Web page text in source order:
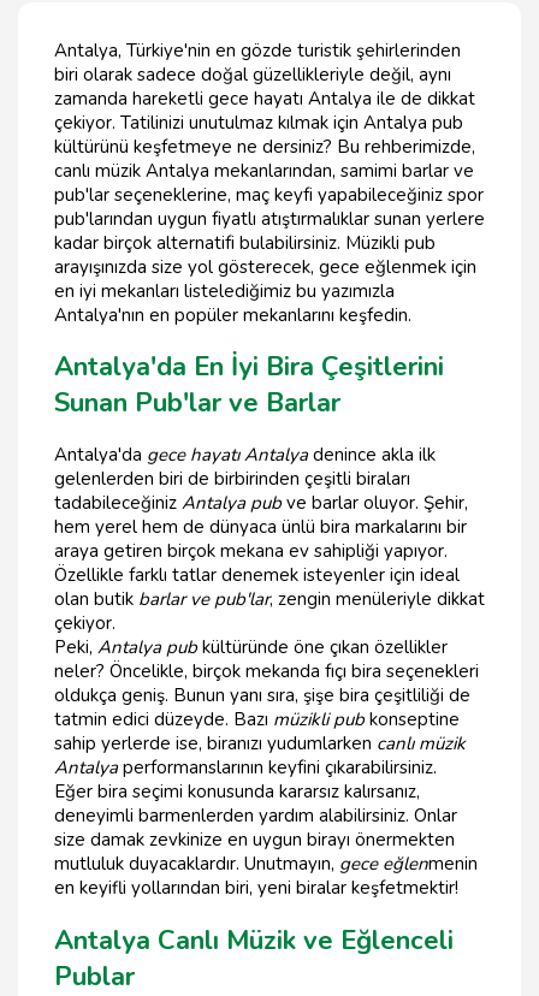
Antalya, Türkiye'nin en gözde turistik şehirlerinden
biri olarak sadece doğal güzellikleriyle değil, aynı
zamanda hareketli gece hayatı Antalya ile de dikkat
çekiyor. Tatilinizi unutulmaz kılmak için Antalya pub
kültürünü keşfetmeye ne dersiniz? Bu rehberimizde,
canlı müzik Antalya mekanlarından, samimi barlar ve
pub'lar seçeneklerine, maç keyfi yapabileceğiniz spor
pub'larından uygun fiyatlı atıştırmalıklar sunan yerlere
kadar birçok alternatifi bulabilirsiniz. Müzikli pub
arayışınızda size yol gösterecek, gece eğlenmek için
en iyi mekanları listelediğimiz bu yazımızla
Antalya'nın en popüler mekanlarını keşfedin.
Antalya'da En İyi Bira Çeşitlerini
Sunan Pub'lar ve Barlar
Antalya'da gece hayatı Antalyadenince akla ilk
gelenlerden biri de birbirinden çeşitli biraları
tadabileceğiniz Antalya pubve barlar oluyor. Şehir,
hem yerel hem de dünyaca ünlü bira markalarını bir
araya getiren birçok mekana ev sahipliği yapıyor.
Özellikle farklı tatlar denemek isteyenler için ideal
olan butik barlar ve pub'lar, zengin menüleriyle dikkat
çekiyor.
Peki, Antalya pubkültüründe öne çıkan özellikler
neler? Öncelikle, birçok mekanda fıçı bira seçenekleri
oldukça geniş. Bunun yanı sıra, şişe bira çeşitliliği de
tatmin edici düzeyde. Bazı müzikli pubkonseptine
sahip yerlerde ise, biranızı yudumlarken canlı müzik
Antalyaperformanslarının keyfini çıkarabilirsiniz.
Eğer bira seçimi konusunda kararsız kalırsanız,
deneyimli barmenlerden yardım alabilirsiniz. Onlar
size damak zevkinize en uygun birayı önermekten
mutluluk duyacaklardır. Unutmayın, gece eğlenmenin
en keyifli yollarından biri, yeni biralar keşfetmektir!
Antalya Canlı Müzik ve Eğlenceli
Publar